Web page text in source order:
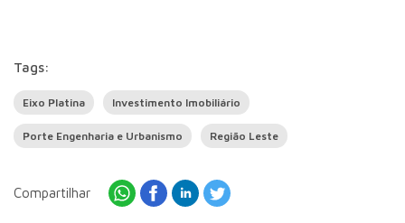
Tags:
Eixo Platina Investimento Imobiliário
Porte Engenharia e Urbanismo Região Leste
Compartilhar